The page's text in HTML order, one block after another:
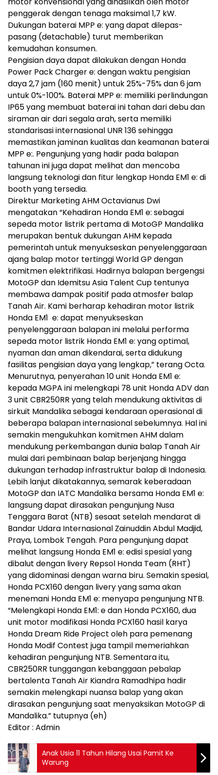
penggerak dengan tenaga maksimal 1,7 kW.
Dukungan baterai MPP e: yang dapat dilepas-
pasang (detachable) turut memberikan
kemudahan konsumen.
Pengisian daya dapat dilakukan dengan Honda
Power Pack Charger e: dengan waktu pengisian
daya 2,7 jam (160 menit) untuk 25%-75% dan 6 jam
untuk 0%-100%. Baterai MPP e: memiliki perlindungan
IP65 yang membuat baterai ini tahan dari debu dan
siraman air dari segala arah, serta memiliki
standarisasi internasional UNR 136 sehingga
memastikan jaminan kualitas dan keamanan baterai
MPP e:. Pengunjung yang hadir pada balapan
tahunan ini juga dapat melihat dan mencoba
langsung teknologi dan fitur lengkap Honda EM1 e: di
booth yang tersedia.
Direktur Marketing AHM Octavianus Dwi
mengatakan “Kehadiran Honda EM1 e: sebagai
sepeda motor listrik pertama di MotoGP Mandalika
merupakan bentuk dukungan AHM kepada
pemerintah untuk menyukseskan penyelenggaraan
ajang balap motor tertinggi World GP dengan
komitmen elektrifikasi. Hadirnya balapan bergengsi
MotoGP dan Idemitsu Asia Talent Cup tentunya
membawa dampak positif pada atmosfer balap
Tanah Air. Kami berharap kehadiran motor listrik
Honda EM1 e: dapat menyukseskan
penyelenggaraan balapan ini melalui performa
sepeda motor listrik Honda EM1 e: yang optimal,
nyaman dan aman dikendarai, serta didukung
fasilitas pengisian daya yang lengkap,” terang Octa.
Menurutnya, penyerahan 10 unit Honda EM1 e:
kepada MGPA ini melengkapi 78 unit Honda ADV dan
3 unit CBR250RR yang telah mendukung aktivitas di
sirkuit Mandalika sebagai kendaraan operasional di
beberapa balapan internasional sebelumnya. Hal ini
semakin mengukuhkan komitmen AHM dalam
mendukung perkembangan dunia balap Tanah Air
mulai dari pembinaan balap berjenjang hingga
dukungan terhadap infrastruktur balap di Indonesia.
Lebih lanjut dikatakannya, semarak keberadaan
MotoGP dan IATC Mandalika bersama Honda EM1 e:
langsung dapat dirasakan pengunjung Nusa
Tenggara Barat (NTB) sesaat setelah mendarat di
Bandar Udara Internasional Zainuddin Abdul Madjid,
Praya, Lombok Tengah. Para pengunjung dapat
melihat langsung Honda EM1 e: edisi spesial yang
dibalut dengan livery Repsol Honda Team (RHT)
yang didominasi dengan warna biru. Semakin spesial,
Honda PCX160 dengan livery yang sama akan
menemani Honda EM1 e: menyapa pengunjung NTB.
“Melengkapi Honda EM1: e dan Honda PCX160, dua
unit motor modifikasi Honda PCX160 hasil karya
Honda Dream Ride Project oleh para pemenang
Honda Modif Contest juga tampil memeriahkan
kehadiran pengunjung NTB. Sementara itu,
CBR250RR tunggangan kebanggaan pebalap
bertalenta Tanah Air Kiandra Ramadhipa hadir
semakin melengkapi nuansa balap yang akan
dirasakan pengunjung saat menyaksikan MotoGP di
Mandalika.” tutupnya (eh)
Editor : Admin
Anak Usia 11 Tahun Hilang Usai Pamit Ke
Warung